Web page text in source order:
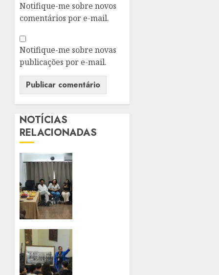
Notifique-me sobre novos
comentários por e-mail.
Notifique-me sobre novas
publicações por e-mail.
NOTÍCIAS
RELACIONADAS